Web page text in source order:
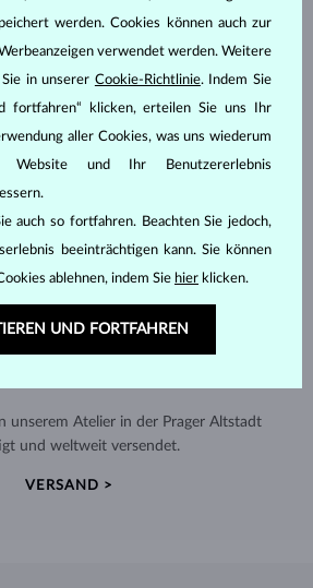
unserem Atelier in der Prager Altstadt
und weltweit versendet.
VERSAND >
werden. Cookies können auch zur
verwendet werden. Weitere
in unserer Cookie-Richtlinie. Indem Sie
fortfahren“ klicken, erteilen Sie uns Ihr
aller Cookies, was uns wiederum
Website und Ihr Benutzererlebnis
auch so fortfahren. Beachten Sie jedoch,
beeinträchtigen kann. Sie können
ablehnen, indem Sie hier klicken.
UND FORTFAHREN